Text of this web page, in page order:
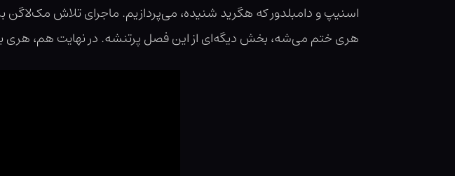
اسنیپ و دامبلدور که هگرید شنیده، می‌پردازیم. ماجرای تلاش
هری ختم می‌شه، بخش دیگه‌ای از این فصل پرتنشه. در نهایت هم، هری